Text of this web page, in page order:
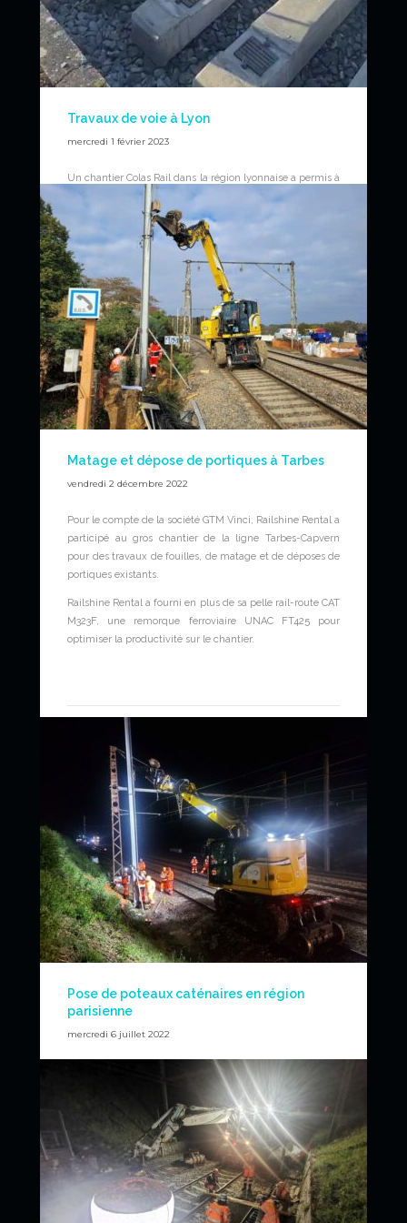
Travaux de voie à Lyon
mercredi 1 février 2023
Un chantier Colas Rail dans la région lyonnaise a permis à
RAILSHINE RENTAL et ses pelles de réaliser des travaux
de voie sur les pneus de la pelle UNAC 22TRR.
Video
Matage et dépose de portiques à Tarbes
vendredi 2 décembre 2022
Pour le compte de la société GTM Vinci, Railshine Rental a
participé au gros chantier de la ligne Tarbes-Capvern
pour des travaux de fouilles, de matage et de déposes de
portiques existants.
Railshine Rental a fourni en plus de sa pelle rail-route CAT
M323F, une remorque ferroviaire UNAC FT425 pour
optimiser la productivité sur le chantier.
Pose de poteaux caténaires en région
parisienne
mercredi 6 juillet 2022
Pose de poteaux caténaire pour le compte de TSO
CATENAIRES. Avec notre bras de manutention pour un
meilleur positionnement.
News